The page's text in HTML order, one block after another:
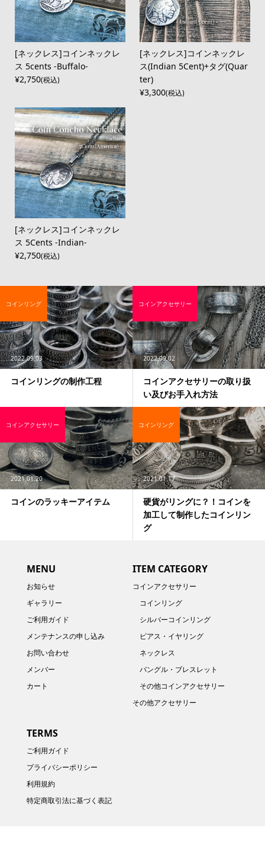
[ネックレス]コインネックレ
ス 5cents -Buffalo-
¥2,750(税込)
[ネックレス]コインネックレ
ス(Indian 5Cent)+タグ(Quar
ter)
¥3,300(税込)
[ネックレス]コインネックレ
ス 5Cents -Indian-
¥2,750(税込)
2022.09.03
コインリングの制作工程
コインリング
2022.09.02
コインアクセサリーの取り扱
い及びお手入れ方法
コインアクセサリー
2021.01.20
コインのラッキーアイテム
コインアクセサリー
2021.01.17
硬貨がリングに？！コインを
加工して制作したコインリン
グ
コインリング
MENU
お知らせ
ギャラリー
ご利用ガイド
メンテナンスの申し込み
お問い合わせ
メンバー
カート
ITEM CATEGORY
コインアクセサリー
コインリング
シルバーコインリング
ピアス・イヤリング
ネックレス
バングル・ブレスレット
その他コインアクセサリー
その他アクセサリー
TERMS
ご利用ガイド
プライバシーポリシー
利用規約
特定商取引法に基づく表記